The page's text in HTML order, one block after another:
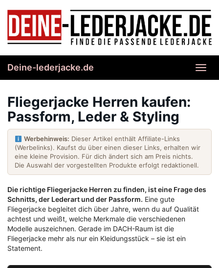
content
Deine-lederjacke.de
Fliegerjacke Herren kaufen:
Passform, Leder & Styling
Werbehinweis: Dieser Artikel enthält Affiliate-Links
(Werbelinks). Kaufst du über einen dieser Links, erhalten wir
eine kleine Provision. Für dich ändert sich am Preis nichts.
Die Auswahl der vorgestellten Produkte erfolgt redaktionell.
Die richtige Fliegerjacke Herren zu finden, ist eine Frage des
Schnitts, der Lederart und der Passform. Eine gute
Fliegerjacke begleitet dich über Jahre, wenn du auf Qualität
achtest und weißt, welche Merkmale die verschiedenen
Modelle auszeichnen. Gerade im DACH-Raum ist die
Fliegerjacke mehr als nur ein Kleidungsstück – sie ist ein
Statement.